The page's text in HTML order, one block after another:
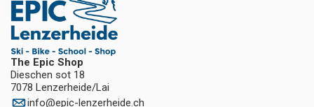
The Epic Shop
Dieschen sot 18
7078 Lenzerheide/Lai
info@epic-lenzerheide.ch